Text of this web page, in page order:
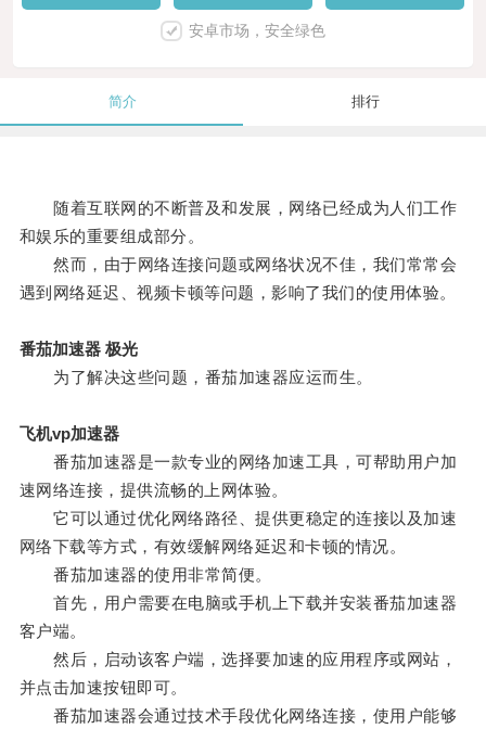
安卓市场，安全绿色
简介 排行
随着互联网的不断普及和发展，网络已经成为人们工作
和娱乐的重要组成部分。
然而，由于网络连接问题或网络状况不佳，我们常常会
遇到网络延迟、视频卡顿等问题，影响了我们的使用体验。
番茄加速器 极光
为了解决这些问题，番茄加速器应运而生。
飞机vp加速器
番茄加速器是一款专业的网络加速工具，可帮助用户加
速网络连接，提供流畅的上网体验。
它可以通过优化网络路径、提供更稳定的连接以及加速
网络下载等方式，有效缓解网络延迟和卡顿的情况。
番茄加速器的使用非常简便。
首先，用户需要在电脑或手机上下载并安装番茄加速器
客户端。
然后，启动该客户端，选择要加速的应用程序或网站，
并点击加速按钮即可。
番茄加速器会通过技术手段优化网络连接，使用户能够